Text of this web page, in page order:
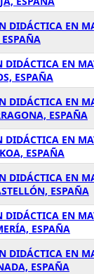
DIDÁCTICA EN
DIDÁCTICA EN
ESPAÑA
DIDÁCTICA EN
ESPAÑA
DIDÁCTICA EN
ESPAÑA
DIDÁCTICA EN
ESPAÑA
DIDÁCTICA EN
ESPAÑA
DIDÁCTICA EN
ESPAÑA